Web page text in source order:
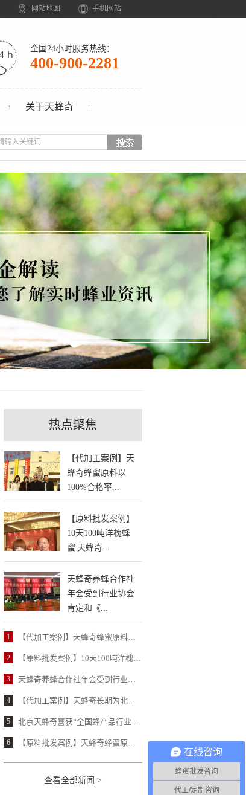
网站地图 手机网站
全国24小时服务热线：
400-900-2281
关于天蜂奇
热点聚焦
【代加工案例】天
蜂奇蜂蜜原料以
100%合格率...
【原料批发案例】
10天100吨洋槐蜂
蜜 天蜂奇...
天蜂奇养蜂合作社
年会受到行业协会
肯定和《...
1 【代加工案例】天蜂奇蜂蜜原料以100%合格率获得北京某保健品公司高度认可
2 【原料批发案例】10天100吨洋槐蜂蜜 天蜂奇让北京某大型民营蜂蜜厂惊喜不已
3 天蜂奇养蜂合作社年会受到行业协会肯定和《中国蜂产品》报道
4 【代加工案例】天蜂奇长期为北京某民营老牌蜂蜜厂提供蜂蜜柚子茶代加工
5 北京天蜂奇喜获“全国蜂产品行业龙头企业”荣誉
6 【原料批发案例】天蜂奇蜂蜜原料赢得某国营蜂蜜厂近20年信赖
查看全部新闻 >
在线咨询
蜂蜜批发咨询
代工/定制咨询